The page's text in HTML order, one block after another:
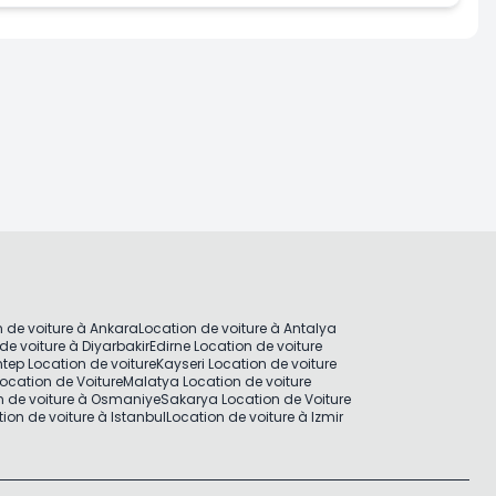
de voiture à AnkaraLocation de voiture à Antalya
voiture à DiyarbakirEdirne Location de voiture
Location de voitureKayseri Location de voiture
de VoitureMalatya Location de voiture
de voiture à OsmaniyeSakarya Location de Voiture
de voiture à IstanbulLocation de voiture à Izmir